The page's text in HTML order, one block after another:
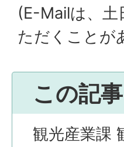
(E-Mailは、
ただくことが
この記
観光産業課